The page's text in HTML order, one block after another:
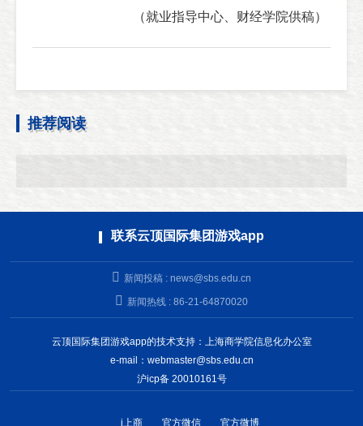
（就业指导中心、财经学院供稿）
推荐阅读
联系云顶国际集团游戏app
新闻投稿 : news@sbs.edu.cn
新闻热线 : 86-21-64870020
云顶国际集团游戏app的技术支持：上海商学院信息化办公室
e-mail： webmaster@sbs.edu.cn
沪icp备 20010161号
i上商 官方微信 官方微博